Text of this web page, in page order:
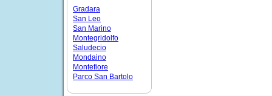
Gradara
San Leo
San Marino
Montegridolfo
Saludecio
Mondaino
Montefiore
Parco San Bartolo